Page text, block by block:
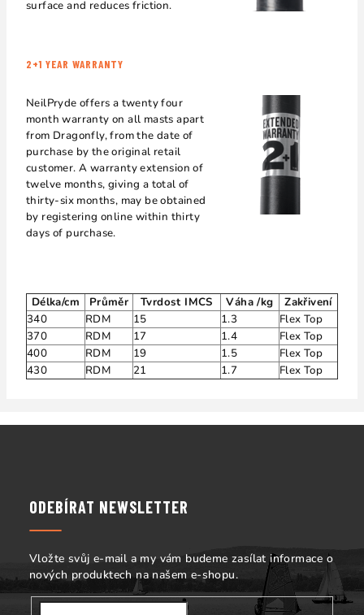
surface and reduces friction.
2+1 YEAR WARRANTY
NeilPryde offers a twenty four
month warranty on all masts apart
from Dragonfly, from the date of
purchase by the original retail
customer. A warranty extension of
twelve months, giving a total of
thirty-six months, may be obtained
by registering online within thirty
days of purchase.
Délka/cm Průměr Tvrdost IMCS Váha /kg
Zakřivení
340
RDM 15 1.3
Flex Top
370
RDM 17 1.4
Flex Top
400
RDM 19 1.5
Flex Top
430
RDM 21 1.7 Flex Top
ODEBÍRAT NEWSLETTER
Vložte svůj e-mail a my vám budeme zasílat informace o
nových produktech na našem e-shopu.